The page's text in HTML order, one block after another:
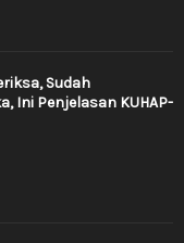
Sudah
Ini Penjelasan KUHAP-